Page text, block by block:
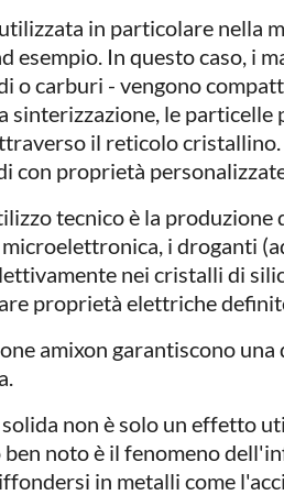
in particolare nella
esempio. In questo caso, i
o carburi - vengono
sinterizzazione, le
il reticolo
con proprietà
tecnico è la produzione
i droganti
nei cristalli di
proprietà elettriche
amixon garantiscono
non è solo un effetto
noto è il fenomeno
in metalli come